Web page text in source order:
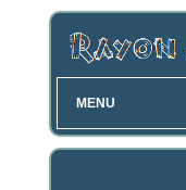
MENU